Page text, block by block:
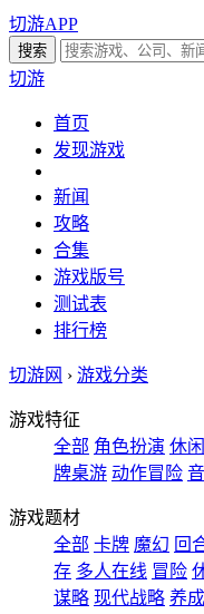
切游APP
切游
首页
发现游戏
新闻
攻略
合集
游戏版号
测试表
排行榜
切游网 › 游戏分类
游戏特征
全部 角色扮演 休
牌桌游 动作冒险
游戏题材
全部 卡牌 魔幻 回
存 多人在线 冒险
谋略 现代战略 养成